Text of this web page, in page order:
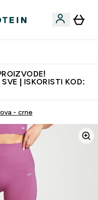
| ISKORISTI KOD:
- crne